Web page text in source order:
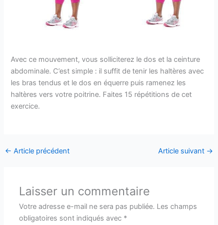
Avec ce mouvement, vous solliciterez le dos et la ceinture
abdominale. C’est simple : il suffit de tenir les haltères avec
les bras tendus et le dos en équerre puis ramenez les
haltères vers votre poitrine. Faites 15 répétitions de cet
exercice.
← Article précédent Article suivant →
Laisser un commentaire
Votre adresse e-mail ne sera pas publiée. Les champs
obligatoires sont indiqués avec *